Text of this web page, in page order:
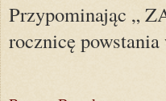
Przypominając „
rocznicę